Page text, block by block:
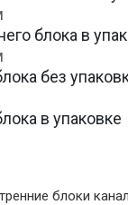
блока в
без
в упаковке
блоки